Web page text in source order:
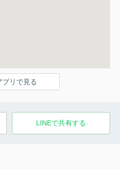
プリで見る
LINEで共有する